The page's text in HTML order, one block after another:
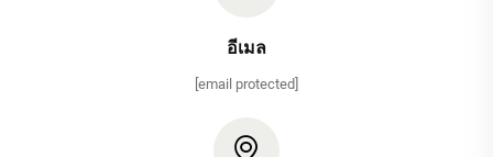
อีเมล
[email protected]